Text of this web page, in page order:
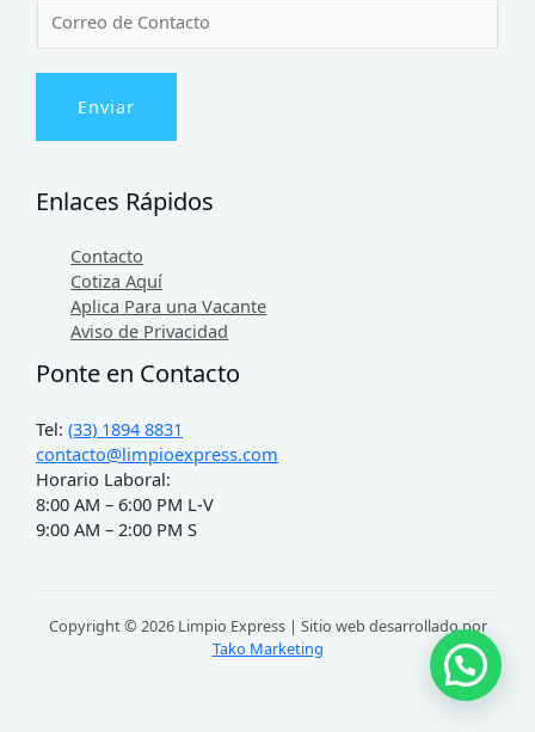
Enviar
Enlaces Rápidos
Contacto
Cotiza Aquí
Aplica Para una Vacante
Aviso de Privacidad
Ponte en Contacto
Tel: (33) 1894 8831
contacto@limpioexpress.com
Horario Laboral:
8:00 AM – 6:00 PM L-V
9:00 AM – 2:00 PM S
Copyright © 2026 Limpio Express | Sitio web desarrollado por
Tako Marketing